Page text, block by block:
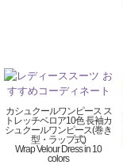
カシュクールワンピース ス
トレッチベロア10色 長袖カ
シュクールワンピース(巻き
型・ラップ式)
Wrap Velour Dress in 10
colors